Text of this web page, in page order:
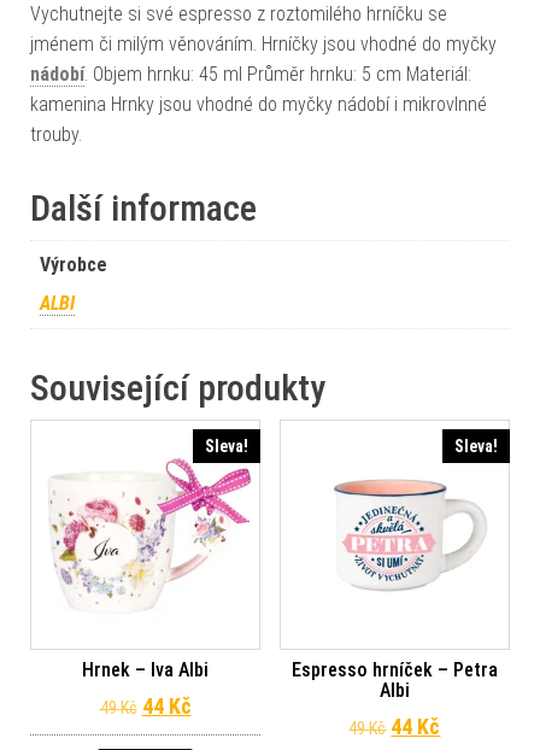
Vychutnejte si své espresso z roztomilého hrníčku se
jménem či milým věnováním. Hrníčky jsou vhodné do myčky
nádobí. Objem hrnku: 45 ml Průměr hrnku: 5 cm Materiál:
kamenina Hrnky jsou vhodné do myčky nádobí i mikrovlnné
trouby.
Další informace
Výrobce
ALBI
Související produkty
Sleva!
Hrnek – Iva Albi
49Kč Původní cena byla: 49 Kč.
44 KčAktuální cena je: 44 Kč.
Sleva!
Espresso hrníček – Petra
Albi
49Kč Původní cena
44 Kč